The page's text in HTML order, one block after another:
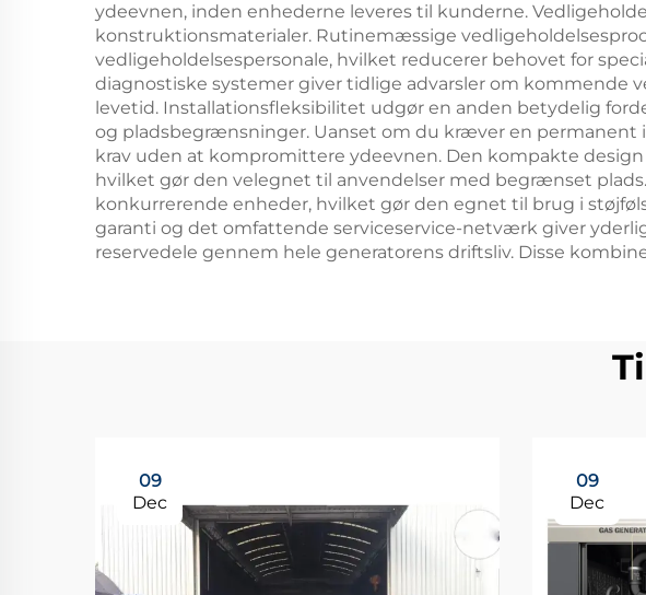
ydeevnen, inden enhederne leveres til kunderne.
konstruktionsmaterialer. Rutinemæssige
vedligeholdelsespersonale, hvilket reducerer behovet for
diagnostiske systemer giver tidlige advarsler om
levetid. Installationsfleksibilitet udgør en anden betydelig
og pladsbegrænsninger. Uanset om du kræver en permanent
krav uden at kompromittere ydeevnen. Den kompakte
hvilket gør den velegnet til anvendelser med begrænset
konkurrerende enheder, hvilket gør den egnet til brug i
garanti og det omfattende serviceservice-netværk giver
reservedele gennem hele generatorens driftsliv. Disse
09
Dec
09
Dec